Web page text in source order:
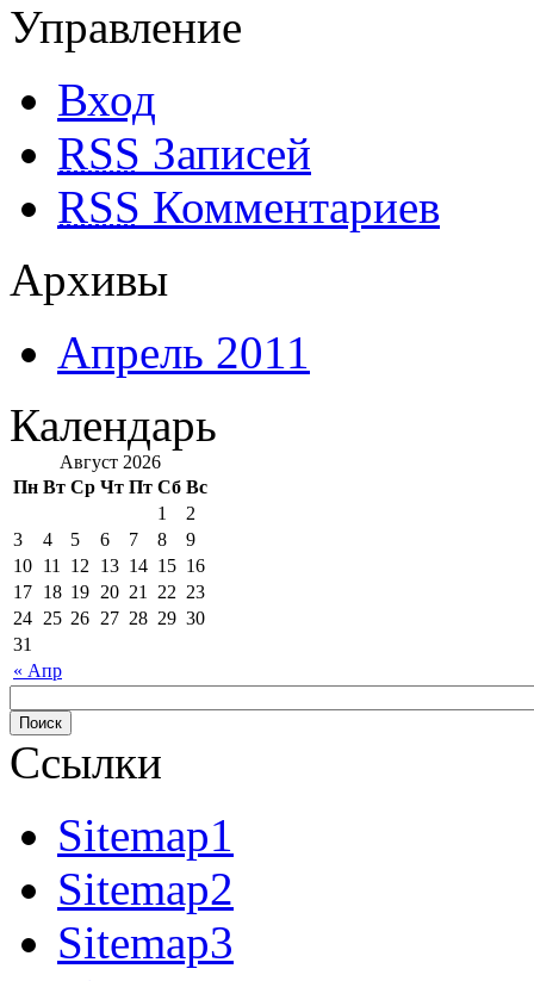
Управление
Вход
RSS Записей
RSS Комментариев
Архивы
Апрель 2011
Календарь
Август 2026
Пн Вт Ср Чт Пт Сб Вс
« Апр
1
2
3
4 5 6 7 8
9
10 11 12 13 14 15 16
17 18 19 20 21 22 23
24 25 26 27 28 29 30
31
Ссылки
Sitemap1
Sitemap2
Sitemap3